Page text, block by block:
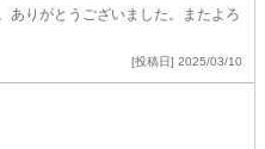
ありがとうございました。またよろ
[投稿日] 2025/03/10